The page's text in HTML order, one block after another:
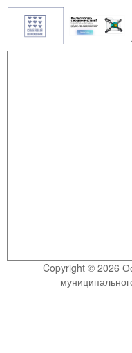
Copyright © 2026